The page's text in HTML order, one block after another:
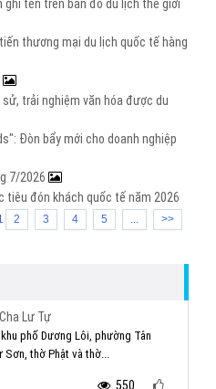
tên trên bản đồ du lịch thế giới
tiến thương mại du lịch quốc tế hàng
trải nghiệm văn hóa được du
Đòn bẩy mới cho doanh nghiệp
7/2026
tiêu đón khách quốc tế năm 2026
2 3 4 5 ... >>
Lư Tự
phố Dương Lôi, phường Tân
Sơn, thờ Phật và thờ...
550